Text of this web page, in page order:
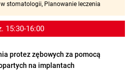
stomatologii, Planowanie leczenia
15:30-16:00
protez zębowych za pomocą
na implantach